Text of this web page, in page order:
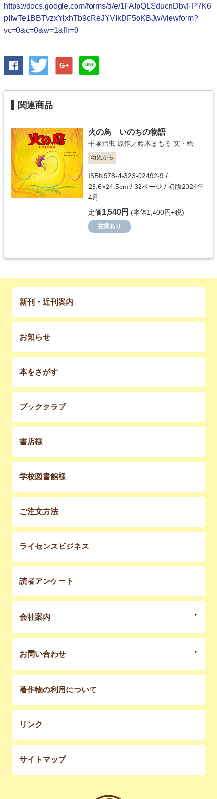
https://docs.google.com/forms/d/e/1FAIpQLSducnDbvFP7K6
pIIwTe1BBTvzxYlxhTb9cReJYVIkDF5oKBJw/viewform?
vc=0&c=0&w=1&flr=0
関連商品
火の鳥 いのちの物語
手塚治虫 原作／鈴木まもる 文・絵
幼児から
ISBN978-4-323-02492-9 /
23.6×24.5cm / 32ページ / 初版2024年
4月
定価1,540円 (本体1,400円+税)
在庫あり
新刊・近刊案内
お知らせ
本をさがす
ブッククラブ
書店様
学校図書館様
ご注文方法
ライセンスビジネス
読者アンケート
会社案内
お問い合わせ
著作物の利用について
リンク
サイトマップ